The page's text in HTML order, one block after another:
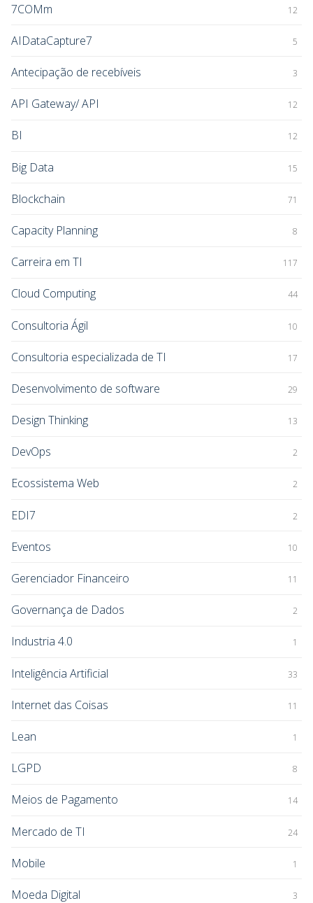
7COMm 12
AIDataCapture7 5
Antecipação de recebíveis 3
API Gateway/ API 12
BI 12
Big Data 15
Blockchain 71
Capacity Planning 8
Carreira em TI 117
Cloud Computing 44
Consultoria Ágil 10
Consultoria especializada de TI 17
Desenvolvimento de software 29
Design Thinking 13
DevOps 2
Ecossistema Web 2
EDI7 2
Eventos 10
Gerenciador Financeiro 11
Governança de Dados 2
Industria 4.0 1
Inteligência Artificial 33
Internet das Coisas 11
Lean 1
LGPD 8
Meios de Pagamento 14
Mercado de TI 24
Mobile 1
Moeda Digital 3